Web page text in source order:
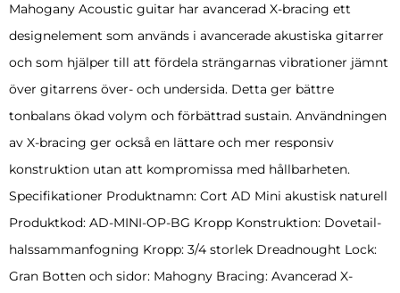
Mahogany Acoustic guitar har avancerad X-bracing ett
designelement som används i avancerade akustiska gitarrer
och som hjälper till att fördela strängarnas vibrationer jämnt
över gitarrens över- och undersida. Detta ger bättre
tonbalans ökad volym och förbättrad sustain. Användningen
av X-bracing ger också en lättare och mer responsiv
konstruktion utan att kompromissa med hållbarheten.
Specifikationer Produktnamn: Cort AD Mini akustisk naturell
Produktkod: AD-MINI-OP-BG Kropp Konstruktion: Dovetail-
halssammanfogning Kropp: 3/4 storlek Dreadnought Lock:
Gran Botten och sidor: Mahogny Bracing: Avancerad X-